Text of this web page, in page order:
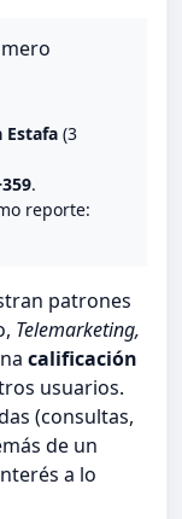
Estafa (3
.
reporte:
patrones
Telemarketing,
calificación
usuarios.
(consultas,
de un
a lo